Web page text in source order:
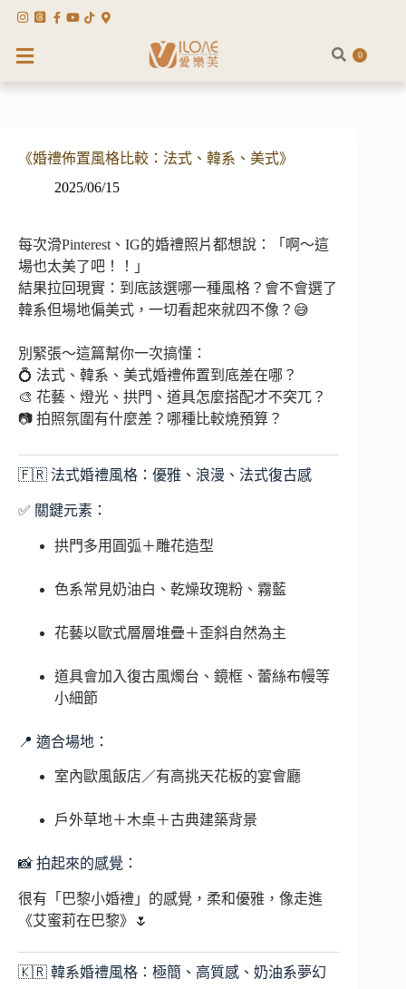
0
《婚禮佈置風格比較：法式、韓系、美式》
2025/06/15
每次滑Pinterest、IG的婚禮照片都想說：「啊～這
場也太美了吧！！」
結果拉回現實：到底該選哪一種風格？會不會選了
韓系但場地偏美式，一切看起來就四不像？😅
別緊張～這篇幫你一次搞懂：
💍 法式、韓系、美式婚禮佈置到底差在哪？
🎨 花藝、燈光、拱門、道具怎麼搭配才不突兀？
📷 拍照氛圍有什麼差？哪種比較燒預算？
🇫🇷 法式婚禮風格：優雅、浪漫、法式復古感
✅ 關鍵元素：
拱門多用圓弧＋雕花造型
色系常見奶油白、乾燥玫瑰粉、霧藍
花藝以歐式層層堆疊＋歪斜自然為主
道具會加入復古風燭台、鏡框、蕾絲布幔等
小細節
📍 適合場地：
室內歐風飯店／有高挑天花板的宴會廳
戶外草地＋木桌＋古典建築背景
📸 拍起來的感覺：
很有「巴黎小婚禮」的感覺，柔和優雅，像走進
《艾蜜莉在巴黎》🌷
🇰🇷 韓系婚禮風格：極簡、高質感、奶油系夢幻